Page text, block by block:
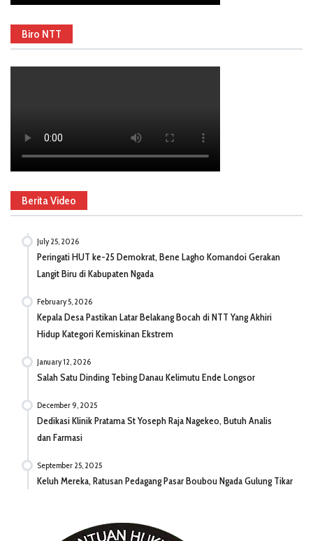
Biro NTT
Berita Video
July 25, 2026
Peringati HUT ke-25 Demokrat, Bene Lagho Komandoi Gerakan
Langit Biru di Kabupaten Ngada
February 5, 2026
Kepala Desa Pastikan Latar Belakang Bocah di NTT Yang Akhiri
Hidup Kategori Kemiskinan Ekstrem
January 12, 2026
Salah Satu Dinding Tebing Danau Kelimutu Ende Longsor
December 9, 2025
Dedikasi Klinik Pratama St Yoseph Raja Nagekeo, Butuh Analis
dan Farmasi
September 25, 2025
Keluh Mereka, Ratusan Pedagang Pasar Boubou Ngada Gulung Tikar